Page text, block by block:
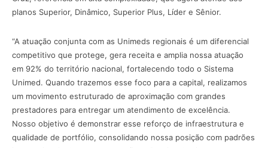
planos Superior, Dinâmico, Superior Plus, Líder e Sênior.
“A atuação conjunta com as Unimeds regionais é um diferencial
competitivo que protege, gera receita e amplia nossa atuação
em 92% do território nacional, fortalecendo todo o Sistema
Unimed. Quando trazemos esse foco para a capital, realizamos
um movimento estruturado de aproximação com grandes
prestadores para entregar um atendimento de excelência.
Nosso objetivo é demonstrar esse reforço de infraestrutura e
qualidade de portfólio, consolidando nossa posição com padrões